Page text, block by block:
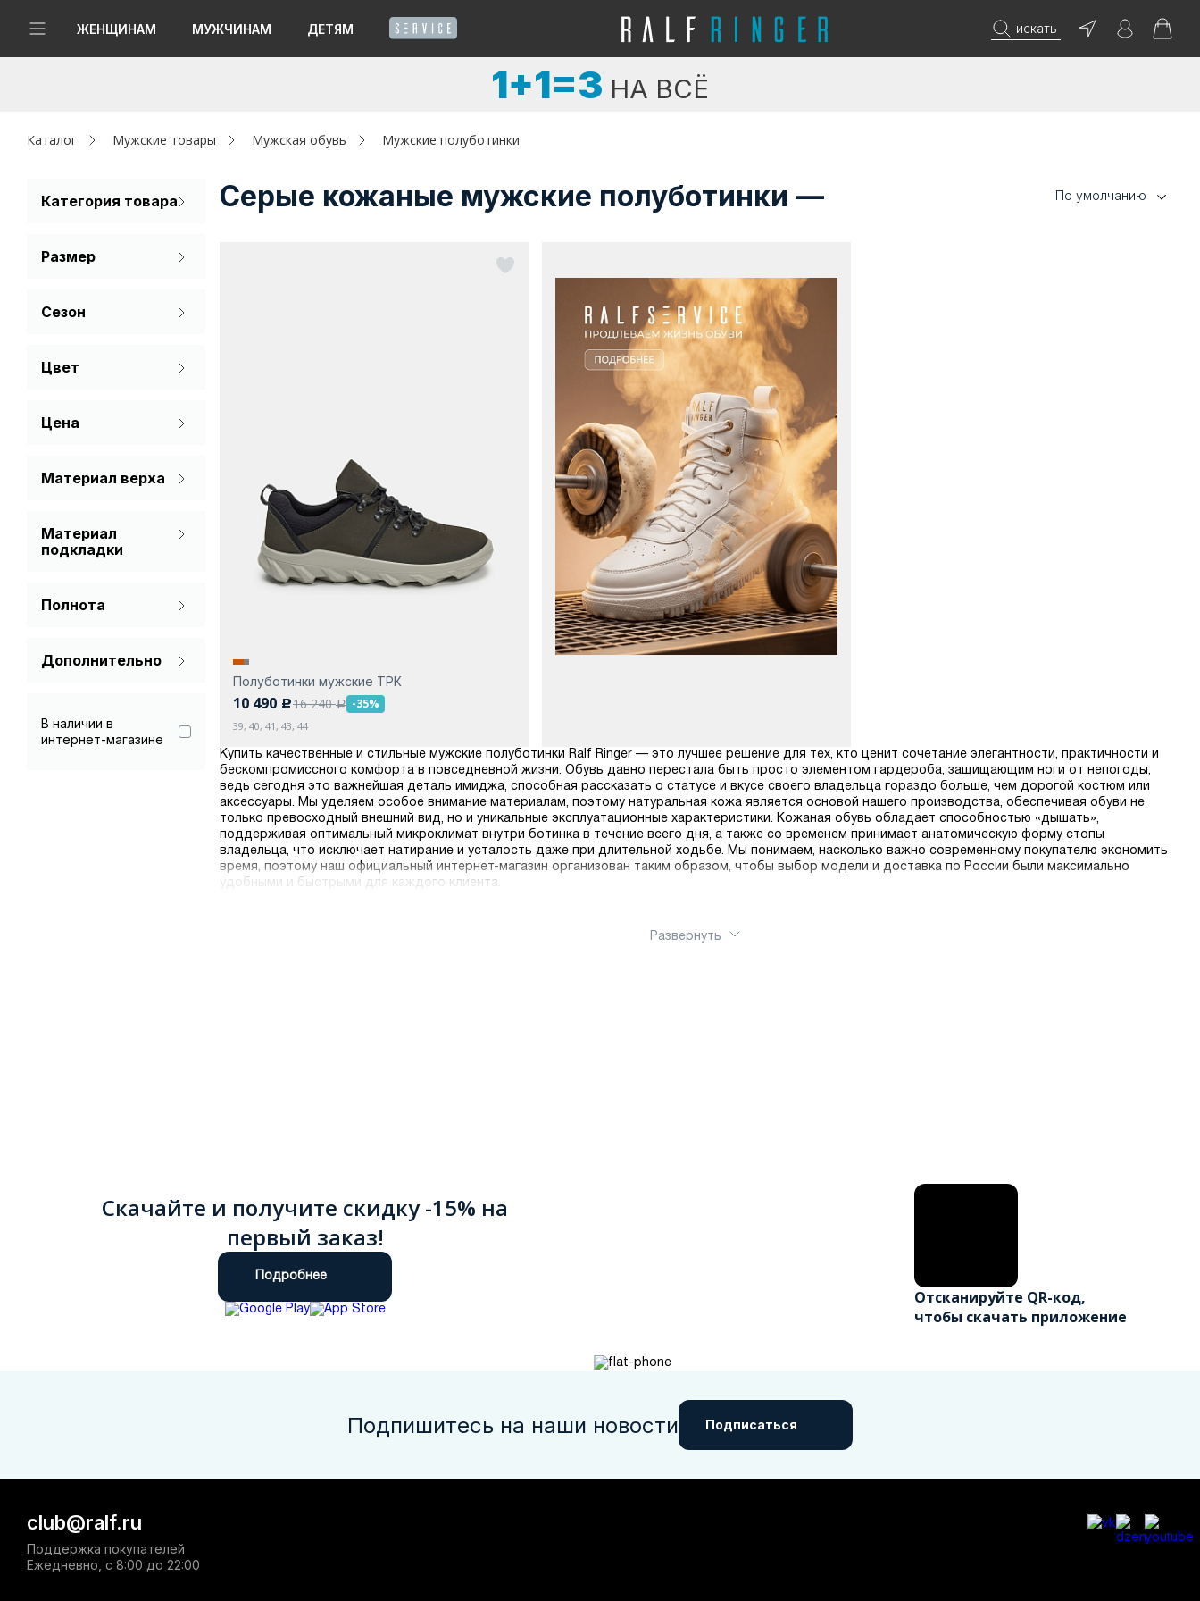
ЖЕНЩИНАМ МУЖЧИНАМ ДЕТЯМ искать
Женщинам
Капсула
Аутлет
1+1=3 НА ВСЁ
Каталог Мужские товары Мужская обувь Мужские полуботинки
Категория товара
Размер
Сезон
Цвет
Черный
Цена
Материал верха
Нубук
Материал
подкладки
Текстиль
Полнота
Дополнительно
В наличии в
интернет-магазине
Серые кожаные мужские полуботинки — По умолчанию
Полуботинки мужские ТРК
10 490 c16 240a -35%
39, 40, 41, 43, 44
Купить качественные и стильные мужские полуботинки Ralf Ringer — это лучшее решение для тех, кто ценит сочетание элегантности, практичности и
бескомпромиссного комфорта в повседневной жизни. Обувь давно перестала быть просто элементом гардероба, защищающим ноги от непогоды,
ведь сегодня это важнейшая деталь имиджа, способная рассказать о статусе и вкусе своего владельца гораздо больше, чем дорогой костюм или
аксессуары. Мы уделяем особое внимание материалам, поэтому натуральная кожа является основой нашего производства, обеспечивая обуви не
только превосходный внешний вид, но и уникальные эксплуатационные характеристики. Кожаная обувь обладает способностью «дышать»,
поддерживая оптимальный микроклимат внутри ботинка в течение всего дня, а также со временем принимает анатомическую форму стопы
владельца, что исключает натирание и усталость даже при длительной ходьбе. Мы понимаем, насколько важно современному покупателю экономить
время, поэтому наш официальный интернет-магазин организован таким образом, чтобы выбор модели и доставка по России были максимально
удобными и быстрыми для каждого клиента.
Развернуть
Скачайте и получите скидку -15% на
первый заказ!
Подробнее
Отсканируйте QR-код,
чтобы скачать приложение
Подпишитесь на наши новости Подписаться
club@ralf.ru
Поддержка покупателей
Ежедневно, с 8:00 до 22:00